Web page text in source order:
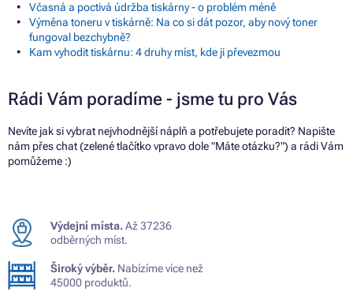
Včasná a poctivá údržba tiskárny - o problém méně
Výměna toneru v tiskárně: Na co si dát pozor, aby nový toner
fungoval bezchybně?
Kam vyhodit tiskárnu: 4 druhy míst, kde ji převezmou
Rádi Vám poradíme - jsme tu pro Vás
Nevíte jak si vybrat nejvhodnější náplň a potřebujete poradit? Napište
nám přes chat (zelené tlačítko vpravo dole "Máte otázku?") a rádi Vám
pomůžeme :)
Výdejní místa.Až 37236
odběrných míst.
Široký výběr. Nabízíme více než
45000 produktů.